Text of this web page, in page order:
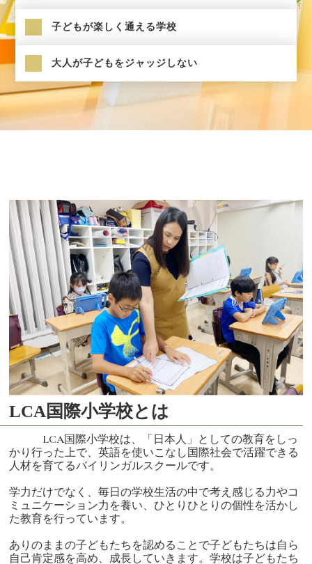
子どもが楽しく通える学校
大人が子どもをジャッジしない
LCA国際小学校とは
LCA国際小学校は、「日本人」としての教育をしっ
かり行った上で、英語を使いこなし国際社会で活躍できる
人材を育てるバイリンガルスクールです。
学力だけでなく、毎日の学校生活の中で考え感じる力やコ
ミュニケーション力を養い、ひとりひとりの個性を活かし
た教育を行っています。
ありのままの子どもたちを認めることで子どもたちは自ら
自己肯定感を高め、成長していきます。学校は子どもたち